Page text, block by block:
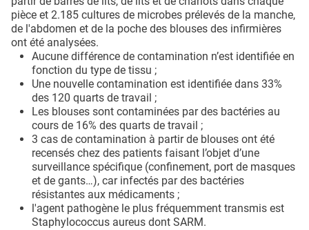
pièce et 2.185 cultures de microbes prélevés de la manche,
de l'abdomen et de la poche des blouses des infirmières
ont été analysées.
Aucune différence de contamination n’est identifiée en
fonction du type de tissu ;
Une nouvelle contamination est identifiée dans 33%
des 120 quarts de travail ;
Les blouses sont contaminées par des bactéries au
cours de 16% des quarts de travail ;
3 cas de contamination à partir de blouses ont été
recensés chez des patients faisant l’objet d’une
surveillance spécifique (confinement, port de masques
et de gants…), car infectés par des bactéries
résistantes aux médicaments ;
l'agent pathogène le plus fréquemment transmis est
Staphylococcus aureus dont SARM.